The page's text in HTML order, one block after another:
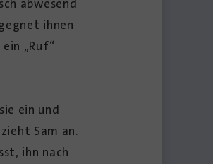
abwesend
ihnen
„Ruf“
ein und
Sam an.
ihn nach